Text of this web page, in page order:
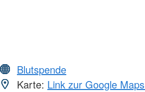
Blutspende
Karte: Link zur Google